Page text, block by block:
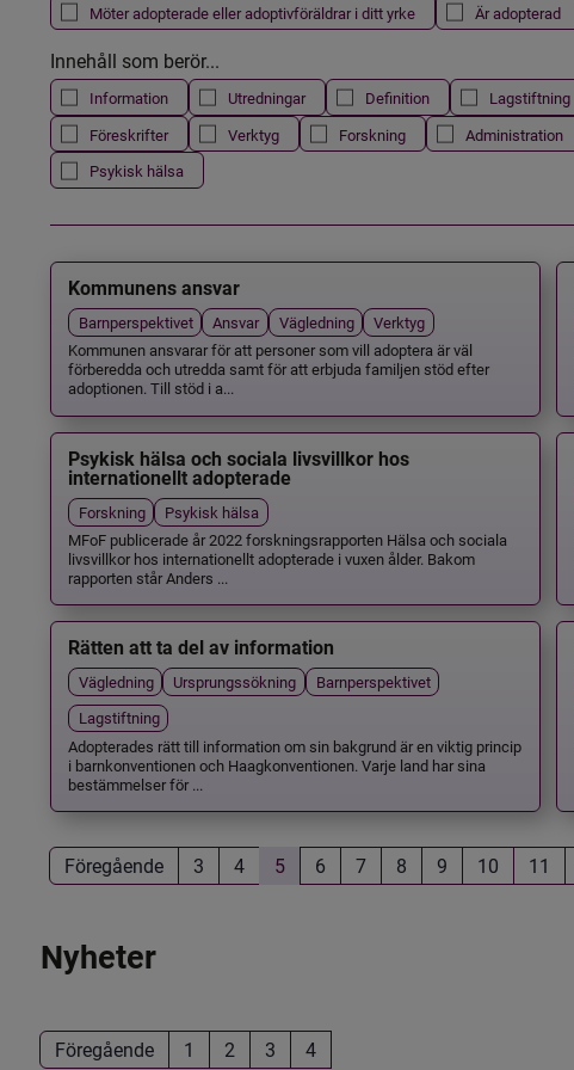
Möter adopterade eller adoptivföräldrar i ditt yrke Är adopterad
Innehåll som berör...
Information Utredningar Definition Lagstiftning
Föreskrifter
Verktyg Forskning Administration
Psykisk hälsa
Kommunens ansvar
Barnperspektivet Ansvar Vägledning
Verktyg
Kommunen ansvarar för att personer som vill adoptera är väl
förberedda och utredda samt för att erbjuda familjen stöd efter
adoptionen. Till stöd i a...
Psykisk hälsa och sociala livsvillkor hos
internationellt adopterade
Forskning
Psykisk hälsa
MFoF publicerade år 2022 forskningsrapporten Hälsa och sociala
livsvillkor hos internationellt adopterade i vuxen ålder. Bakom
rapporten står Anders ...
Rätten att ta del av information
Vägledning Ursprungssökning
Barnperspektivet
Lagstiftning
Adopterades rätt till information om sin bakgrund är en viktig princip
i barnkonventionen och Haagkonventionen. Varje land har sina
bestämmelser för ...
Föregående 3 4 5 6 7 8 9 10 11
Nyheter
Föregående 1 2 3 4